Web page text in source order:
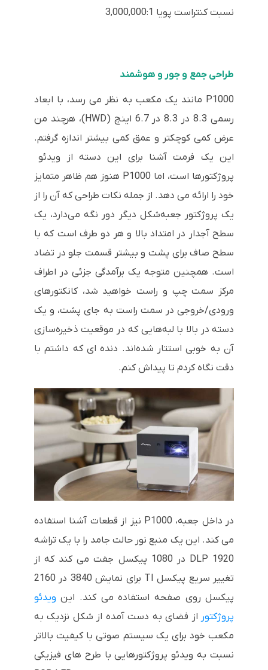
نسبت کنتراست پویا 3,000,000:1
طراحی جمع و جور و هوشمند
P1000 مانند یک مکعب به نظر می رسد، با ابعاد
رسمی 8.3 در 8.3 در 6.7 اینچ (HWD)، هرچند من
عرض کمی کوچکتر و عمق کمی بیشتر اندازه گرفتم.
این یک فرمت آشنا برای این دسته از ویدئو
پروژکتورها است، اما P1000 هنوز هم ظاهر متمایز
خود را ارائه می دهد. از جمله نکات طراحی که آن را از
یک پروژکتور جعبه‌شکل دیگر دور نگه می‌دارد، یک
سطح آجدار در امتداد بالا و هر دو طرف است که با
سطح صاف برای پشت و بیشتر قسمت جلو در تضاد
است. همچنین متوجه یک برآمدگی جزئی در اطراف
مرکز سمت چپ و راست خواهید شد، کانکتورهای
ورودی/خروجی در سمت راست به جای پشت، و یک
دسته در بالا با لبه‌هایی که در موقعیت ذخیره‌سازی
آن به خوبی استتار شده‌اند. دنده ای که داشتم با
دقت نگاه کردم تا پیداش کنم.
در داخل جعبه، P1000 نیز از قطعات آشنا استفاده
می کند. این یک منبع نور حالت جامد را با یک تراشه
DLP 1920 در 1080 پیکسل جفت می کند که از
تغییر سریع پیکسل TI برای نمایش 3840 در 2160
پیکسل روی صفحه استفاده می کند. این ویدئو
پروژکتور از فضای به دست آمده از شکل نزدیک به
مکعب خود برای یک سیستم صوتی با کیفیت بالاتر
نسبت به ویدئو پروژکتورهایی با طرح های فیزیکی